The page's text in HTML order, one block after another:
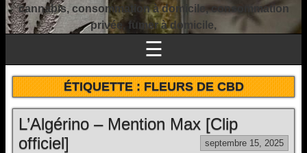
cannabis, consommation à domicile, consommation
privée, fumer à domicile,
☰
ÉTIQUETTE :FLEURS DE CBD
L’Algérino – Mention Max [Clip
officiel]
septembre 15, 2025